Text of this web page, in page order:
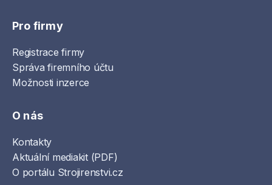
Pro firmy
Registrace firmy
Správa firemního účtu
Možnosti inzerce
O nás
Kontakty
Aktuální mediakit (PDF)
O portálu Strojirenstvi.cz